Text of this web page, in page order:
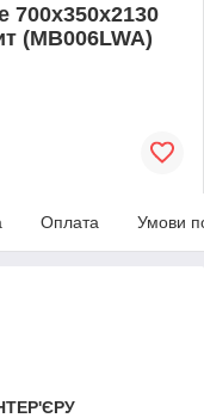
(MB006LWA)
Оплата Умови